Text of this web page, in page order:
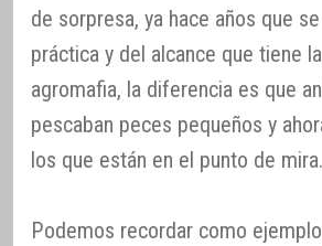
de sorpresa, ya hace años que
práctica y del alcance que tiene
agromafia, la diferencia es que
pescaban peces pequeños y
los que están en el punto de mira.
Podemos recordar como